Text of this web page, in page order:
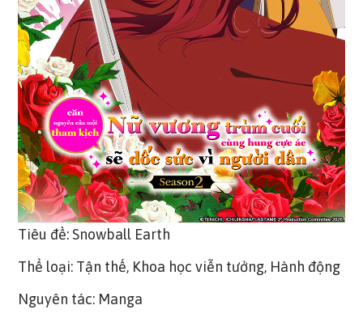
Tiêu đề: Snowball Earth
Thể loại: Tận thế, Khoa học viễn tưởng, Hành động
Nguyên tác: Manga